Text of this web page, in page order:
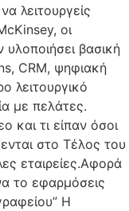
λειτουργείς
οι
υλοποιήσει βασική
CRM, ψηφιακή
λειτουργικό
με πελάτες.
και τι είπαν όσοι
στο Τέλος του
εταιρείες.Αφορά
το εφαρμόσεις
Η